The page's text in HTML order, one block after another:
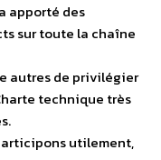
apporté des
sur toute la chaîne
autres de privilégier
technique très
utilement,